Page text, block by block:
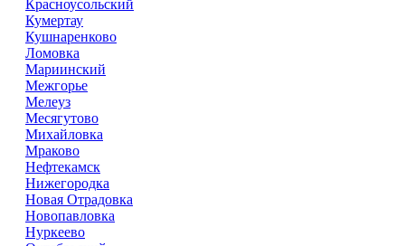
Красноусольский
Кумертау
Кушнаренково
Ломовка
Мариинский
Межгорье
Мелеуз
Месягутово
Михайловка
Мраково
Нефтекамск
Нижегородка
Новая Отрадовка
Новопавловка
Нуркеево